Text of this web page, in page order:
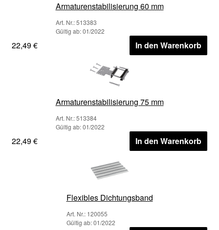
Armaturenstabilisierung 60 mm
Art. Nr.: 513383
Gültig ab: 01/2022
22,49 € In den Warenkorb
Armaturenstabilisierung 75 mm
Art. Nr.: 513384
Gültig ab: 01/2022
22,49 € In den Warenkorb
Flexibles Dichtungsband
Art. Nr.: 120055
Gültig ab: 01/2022